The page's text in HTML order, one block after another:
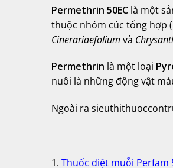
Permethrin 50EC là một
thuộc nhóm cúc tổng hợp
Cinerariaefolium và
Permethrin là một loại
nuôi là những động vật
Ngoài ra
1. Thuốc diệt muỗi Perfam